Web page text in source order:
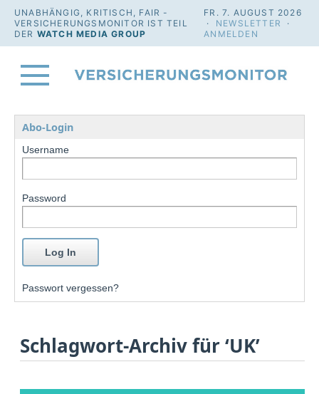
UNABHÄNGIG, KRITISCH, FAIR -
VERSICHERUNGSMONITOR IST TEIL
DER WATCH MEDIA GROUP
FR. 7. AUGUST 2026
· NEWSLETTER
·
ANMELDEN
Abo-Login
Username
Password
Passwort vergessen?
Schlagwort-Archiv für ‘UK’